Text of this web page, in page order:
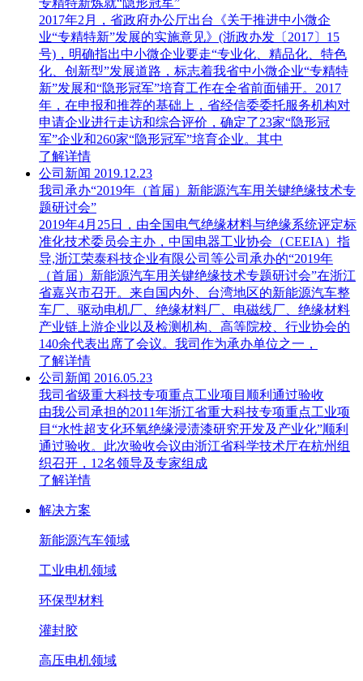
2017年2月，省政府办公厅出台《关于推进中小微企
业“专精特新”发展的实施意见》(浙政办发〔2017〕15
号)，明确指出中小微企业要走“专业化、精品化、特色
化、创新型”发展道路，标志着我省中小微企业“专精特
新”发展和“隐形冠军”培育工作在全省前面铺开。2017
年，在申报和推荐的基础上，省经信委委托服务机构对
申请企业进行走访和综合评价，确定了23家“隐形冠
军”企业和260家“隐形冠军”培育企业。其中
了解详情
公司新闻 2019.12.23
我司承办“2019年（首届）新能源汽车用关键绝缘技术专
题研讨会”
2019年4月25日，由全国电气绝缘材料与绝缘系统评定标
准化技术委员会主办，中国电器工业协会（CEEIA）指
导,浙江荣泰科技企业有限公司等公司承办的“2019年
（首届）新能源汽车用关键绝缘技术专题研讨会”在浙江
省嘉兴市召开。来自国内外、台湾地区的新能源汽车整
车厂、驱动电机厂、绝缘材料厂、电磁线厂、绝缘材料
产业链上游企业以及检测机构、高等院校、行业协会的
140余代表出席了会议。我司作为承办单位之一，
了解详情
公司新闻 2016.05.23
我司省级重大科技专项重点工业项目顺利通过验收
由我公司承担的2011年浙江省重大科技专项重点工业项
目“水性超支化环氧绝缘浸渍漆研究开发及产业化”顺利
通过验收。此次验收会议由浙江省科学技术厅在杭州组
织召开，12名领导及专家组成
了解详情
解决方案
新能源汽车领域
工业电机领域
环保型材料
灌封胶
高压电机领域